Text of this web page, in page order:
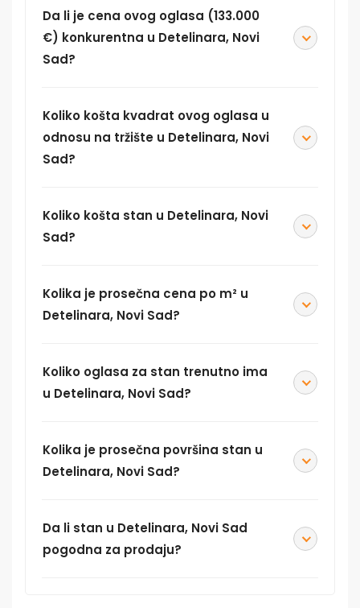
Da li je cena ovog oglasa (133.000
€) konkurentna u Detelinara, Novi
Sad?
Koliko košta kvadrat ovog oglasa u
odnosu na tržište u Detelinara, Novi
Sad?
Koliko košta stan u Detelinara, Novi
Sad?
Kolika je prosečna cena po m² u
Detelinara, Novi Sad?
Koliko oglasa za stan trenutno ima
u Detelinara, Novi Sad?
Kolika je prosečna površina stan u
Detelinara, Novi Sad?
Da li stan u Detelinara, Novi Sad
pogodna za prodaju?